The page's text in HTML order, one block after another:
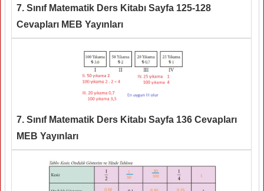
7. Sınıf Matematik Ders Kitabı Sayfa 125-128
Cevapları MEB Yayınları
7. Sınıf Matematik Ders Kitabı Sayfa 136 Cevapları
MEB Yayınları